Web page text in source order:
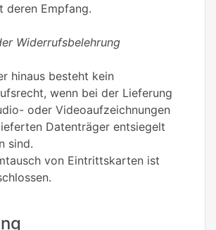
deren Empfang.
Widerrufsbelehrung
hinaus besteht kein
wenn bei der Lieferung
oder Videoaufzeichnungen
Datenträger entsiegelt
sind.
von Eintrittskarten ist